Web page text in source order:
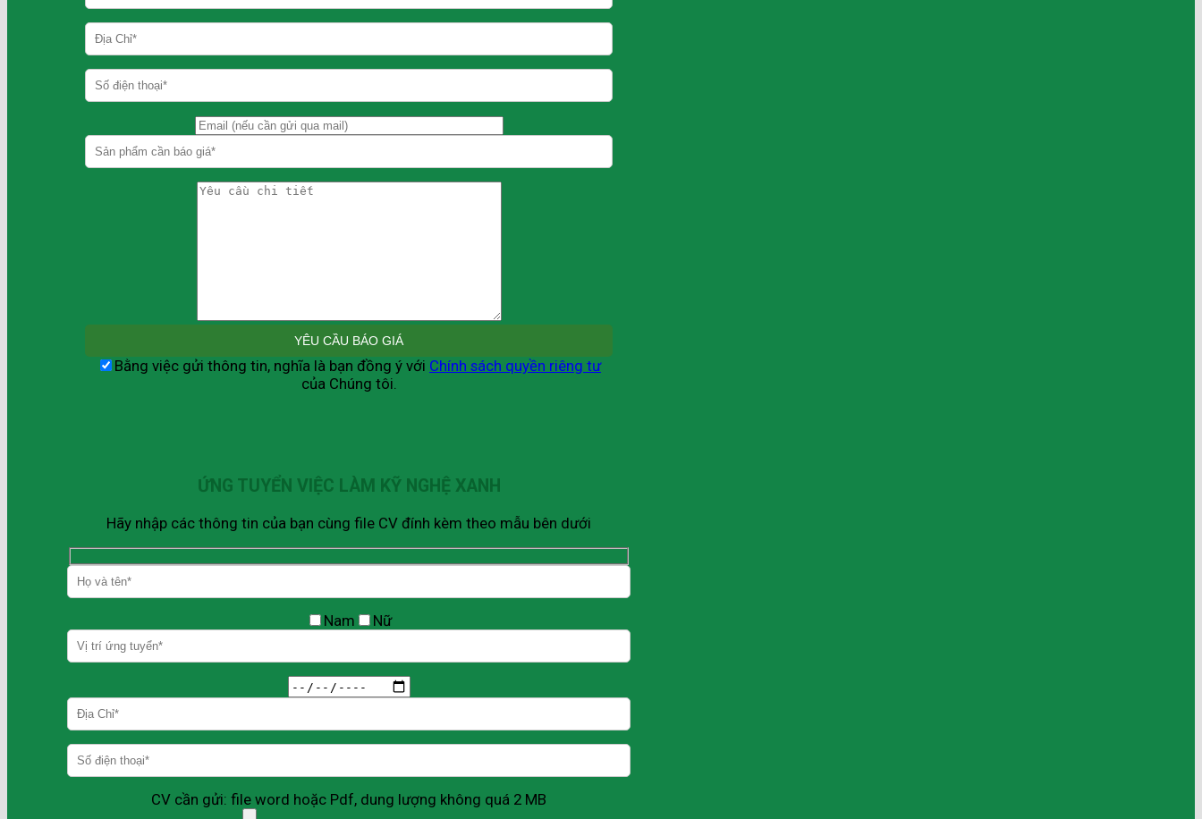
Bằng việc gửi thông tin, nghĩa là bạn đồng ý với Chính sách quyền riêng tư
của Chúng tôi.
ỨNG TUYỂN VIỆC LÀM KỸ NGHỆ XANH
Hãy nhập các thông tin của bạn cùng file CV đính kèm theo mẫu bên dưới
Nam Nữ
CV cần gửi: file word hoặc Pdf, dung lượng không quá 2 MB